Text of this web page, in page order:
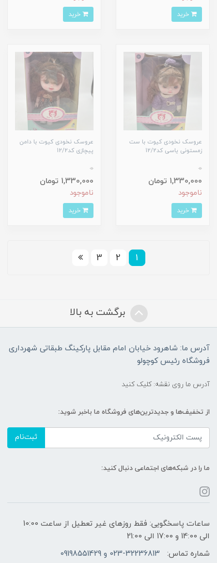
عروسک نخودی کیوت با ست
زمستونی یاسی کد12/2
0
1,330,000 تومان
ناموجود
عروسک نخودی کیوت با دامن
پیچازی کد12/2
0
1,330,000 تومان
ناموجود
1
2
3
برگشت به بالا
آدرس ما: شاهرود خیابان امام مقابل پارکینگ طبقاتی شهرداری
فروشگاه رئیس کوچولو
آدرس ما روی نقشه: کلیک کنید
از تخفیف‌ها و جدیدترین‌های فروشگاه ما باخبر شوید:
ثبت‌نام
ما را در شبکه‌های اجتماعی دنبال کنید:
ساعات پاسخگویی: فقط روزهای غیر تعطیل از ساعت 10:00
الی 14:00 و 17:00 الی 21:00
شماره تماس:
023-32236813 و 09198551429